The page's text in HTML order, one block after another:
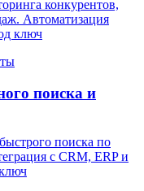
конкурентов,
Автоматизация
ключ
поиска и
поиска по
с CRM, ERP и